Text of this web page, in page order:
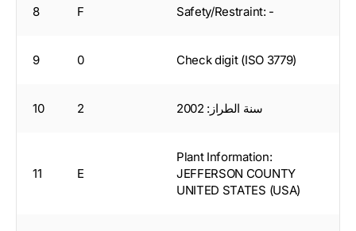
8 F Safety/Restraint: -
9 0 Check digit (ISO 3779)
10 2 سنة الطراز: 2002
11 E
Plant Information:
JEFFERSON COUNTY
UNITED STATES (USA)